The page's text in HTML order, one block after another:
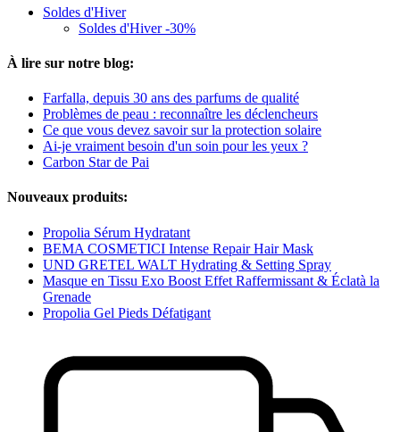
Soldes d'Hiver
Soldes d'Hiver -30%
À lire sur notre blog:
Farfalla, depuis 30 ans des parfums de qualité
Problèmes de peau : reconnaître les déclencheurs
Ce que vous devez savoir sur la protection solaire
Ai-je vraiment besoin d'un soin pour les yeux ?
Carbon Star de Pai
Nouveaux produits:
Propolia Sérum Hydratant
BEMA COSMETICI Intense Repair Hair Mask
UND GRETEL WALT Hydrating & Setting Spray
Masque en Tissu Exo Boost Effet Raffermissant & Éclatà la
Grenade
Propolia Gel Pieds Défatigant